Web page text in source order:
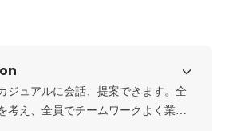
ジュアルに会話、提案できます。全
考え、全員でチームワークよく業務